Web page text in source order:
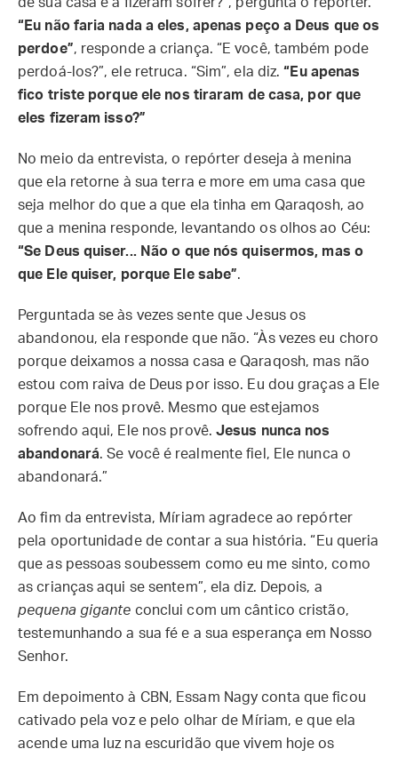
“Eu não faria nada a eles, apenas peço a Deus que os
perdoe”, responde a criança. “E você, também pode
perdoá-los?”, ele retruca. “Sim”, ela diz.“Eu apenas
fico triste porque ele nos tiraram de casa, por que
eles fizeram isso?”
No meio da entrevista, o repórter deseja à menina
que ela retorne à sua terra e more em uma casa que
seja melhor do que a que ela tinha em Qaraqosh, ao
que a menina responde, levantando os olhos ao Céu:
“Se Deus quiser... Não o que nós quisermos, mas o
que Ele quiser, porque Ele sabe”.
Perguntada se às vezes sente que Jesus os
abandonou, ela responde que não. “Às vezes eu choro
porque deixamos a nossa casa e Qaraqosh, mas não
estou com raiva de Deus por isso. Eu dou graças a Ele
porque Ele nos provê. Mesmo que estejamos
sofrendo aqui, Ele nos provê.Jesus nunca nos
abandonará. Se você é realmente fiel, Ele nunca o
abandonará.”
Ao fim da entrevista, Míriam agradece ao repórter
pela oportunidade de contar a sua história. “Eu queria
que as pessoas soubessem como eu me sinto, como
as crianças aqui se sentem”, ela diz. Depois, a
pequena gigante conclui com um cântico cristão,
testemunhando a sua fé e a sua esperança em Nosso
Senhor.
Em depoimento à CBN, Essam Nagy conta que ficou
cativado pela voz e pelo olhar de Míriam, e que ela
acende uma luz na escuridão que vivem hoje os